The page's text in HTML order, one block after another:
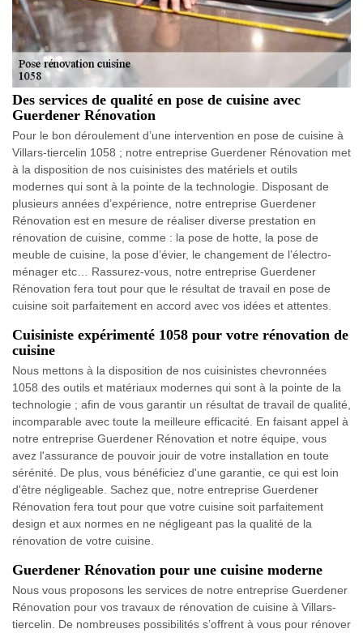
Des services de qualité en pose de cuisine avec
Guerdener Rénovation
Pour le bon déroulement d’une intervention en pose de cuisine à
Villars-tiercelin 1058 ; notre entreprise Guerdener Rénovation met
à la disposition de nos cuisinistes des matériels et outils
modernes qui sont à la pointe de la technologie. Disposant de
plusieurs années d’expérience, notre entreprise Guerdener
Rénovation est en mesure de réaliser diverse prestation en
rénovation de cuisine, comme : la pose de hotte, la pose de
meuble de cuisine, la pose d’évier, le changement de l’électro-
ménager etc… Rassurez-vous, notre entreprise Guerdener
Rénovation fera tout pour que le résultat de travail en pose de
cuisine soit parfaitement en accord avec vos idées et attentes.
Cuisiniste expérimenté 1058 pour votre rénovation de
cuisine
Nous mettons à la disposition de nos cuisinistes chevronnées
1058 des outils et matériaux modernes qui sont à la pointe de la
technologie ; afin de vous garantir un résultat de travail de qualité,
incomparable avec toute la meilleure efficacité. En faisant appel à
notre entreprise Guerdener Rénovation et notre équipe, vous
avez l'assurance de pouvoir jouir de votre installation en toute
sérénité. De plus, vous bénéficiez d'une garantie, ce qui est loin
d'être négligeable. Sachez que, notre entreprise Guerdener
Rénovation fera tout pour que votre cuisine soit parfaitement
design et aux normes en ne négligeant pas la qualité de la
rénovation de votre cuisine.
Guerdener Rénovation pour une cuisine moderne
Nous vous proposons les services de notre entreprise Guerdener
Rénovation pour vos travaux de rénovation de cuisine à Villars-
tiercelin. De nombreuses possibilités s’offrent à vous pour rénover